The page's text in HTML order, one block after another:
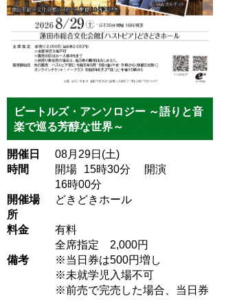
ビートルズ・アンソロジー ～語りと音
楽で巡る芳醇な世界～
開催日
08月29日(土)
時間
開場 15時30分
開演
16時00分
開催場
所
どきどきホール
料金
有料
全席指定 2,000円
備考
※当日券は500円増し
※未就学児入場不可
※前売で完売した場合、当日券